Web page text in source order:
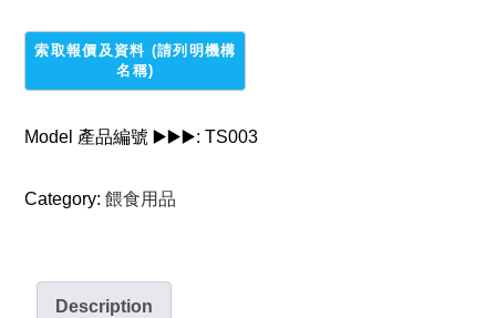
PH
胃
液
紙
10
Model 產品編號 ▶️▶️▶️:TS003
Category:餵食用品
Description